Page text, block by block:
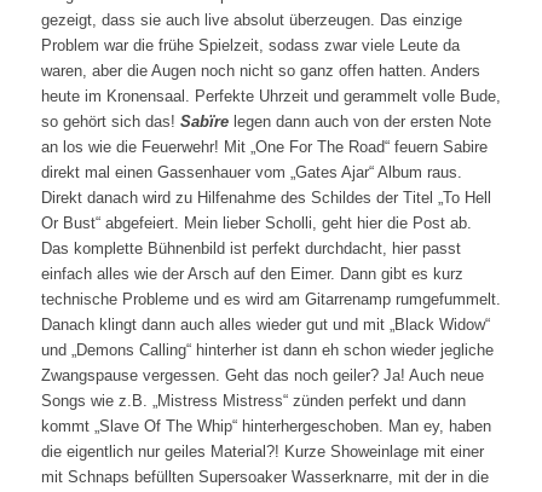
gezeigt, dass sie auch live absolut überzeugen. Das einzige
Problem war die frühe Spielzeit, sodass zwar viele Leute da
waren, aber die Augen noch nicht so ganz offen hatten. Anders
heute im Kronensaal. Perfekte Uhrzeit und gerammelt volle Bude,
so gehört sich das! Sabïrelegen dann auch von der ersten Note
an los wie die Feuerwehr! Mit „One For The Road“ feuern Sabire
direkt mal einen Gassenhauer vom „Gates Ajar“ Album raus.
Direkt danach wird zu Hilfenahme des Schildes der Titel „To Hell
Or Bust“ abgefeiert. Mein lieber Scholli, geht hier die Post ab.
Das komplette Bühnenbild ist perfekt durchdacht, hier passt
einfach alles wie der Arsch auf den Eimer. Dann gibt es kurz
technische Probleme und es wird am Gitarrenamp rumgefummelt.
Danach klingt dann auch alles wieder gut und mit „Black Widow“
und „Demons Calling“ hinterher ist dann eh schon wieder jegliche
Zwangspause vergessen. Geht das noch geiler? Ja! Auch neue
Songs wie z.B. „Mistress Mistress“ zünden perfekt und dann
kommt „Slave Of The Whip“ hinterhergeschoben. Man ey, haben
die eigentlich nur geiles Material?! Kurze Showeinlage mit einer
mit Schnaps befüllten Supersoaker Wasserknarre, mit der in die